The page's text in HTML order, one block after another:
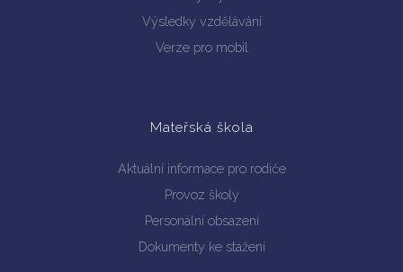
Výsledky vzdělávání
Verze pro mobil
Mateřská škola
Aktuální informace pro rodiče
Provoz školy
Personální obsazení
Dokumenty ke stažení